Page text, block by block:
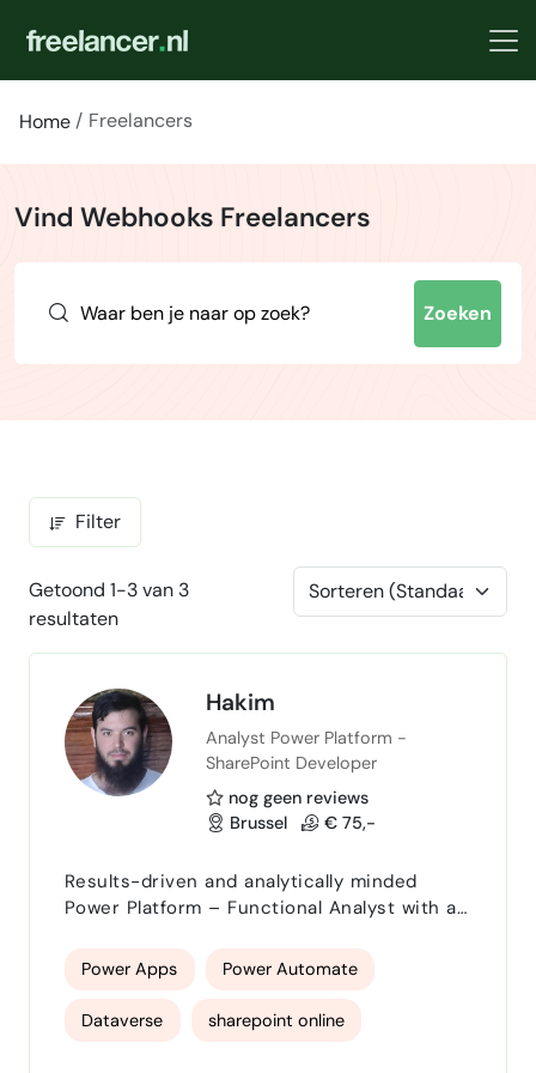
Home Freelancers
Vind Webhooks Freelancers
Zoeken
Filter
Getoond 1-3 van 3
resultaten
Hakim
Analyst Power Platform -
SharePoint Developer
nog geen reviews
Brussel
€ 75,-
Results-driven and analytically minded
Power Platform – Functional Analyst with a
development. Experienced in process
analysis, translating business needs into
technical solutions, and working closely
with stakeholders across all project
Power Apps Power Automate
Dataverse sharepoint online